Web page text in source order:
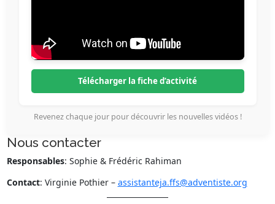
Télécharger la fiche d’activité
Revenez chaque jour pour découvrir les nouvelles vidéos !
Nous contacter
Responsables: Sophie & Frédéric Rahiman
Contact: Virginie Pothier – assistanteja.ffs@adventiste.org